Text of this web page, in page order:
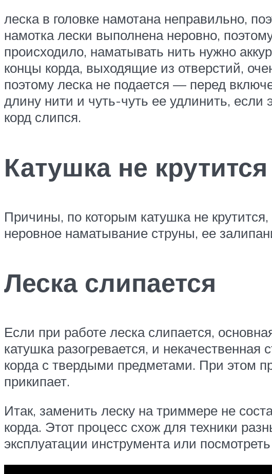
леска в головке намотана неправильно,
намотка лески выполнена неровно,
происходило, наматывать нить нужно
концы корда, выходящие из отверстий,
поэтому леска не подается — перед
длину нити и чуть-чуть ее удлинить, если
корд слипся.
Катушка не крутится
Причины, по которым катушка не
неровное наматывание струны, ее
Леска слипается
Если при работе леска слипается,
катушка разогревается, и
корда с твердыми предметами. При этом
прикипает.
Итак, заменить леску на триммере не
корда. Этот процесс схож для техники
эксплуатации инструмента или